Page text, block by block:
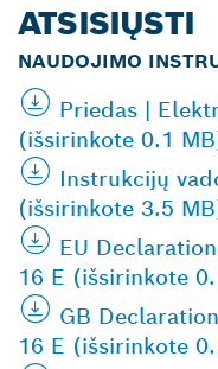
ATSISIŲSTI
NAUDOJIMO
Priedas |
(išsirinkote 0.1
Instrukcijų
(išsirinkote 3.5
EU
16 E (išsirinkote
GB
16 E (išsirinkote